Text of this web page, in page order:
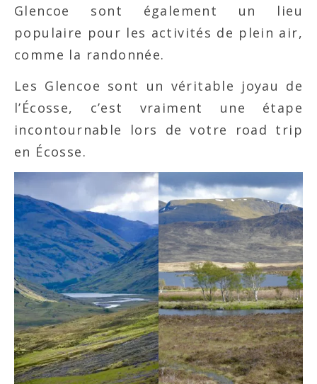
Glencoe sont également un lieu
populaire pour les activités de plein air,
comme la randonnée.
Les Glencoe sont un véritable joyau de
l’Écosse, c’est vraiment une étape
incontournable lors de votre road trip
en Écosse.